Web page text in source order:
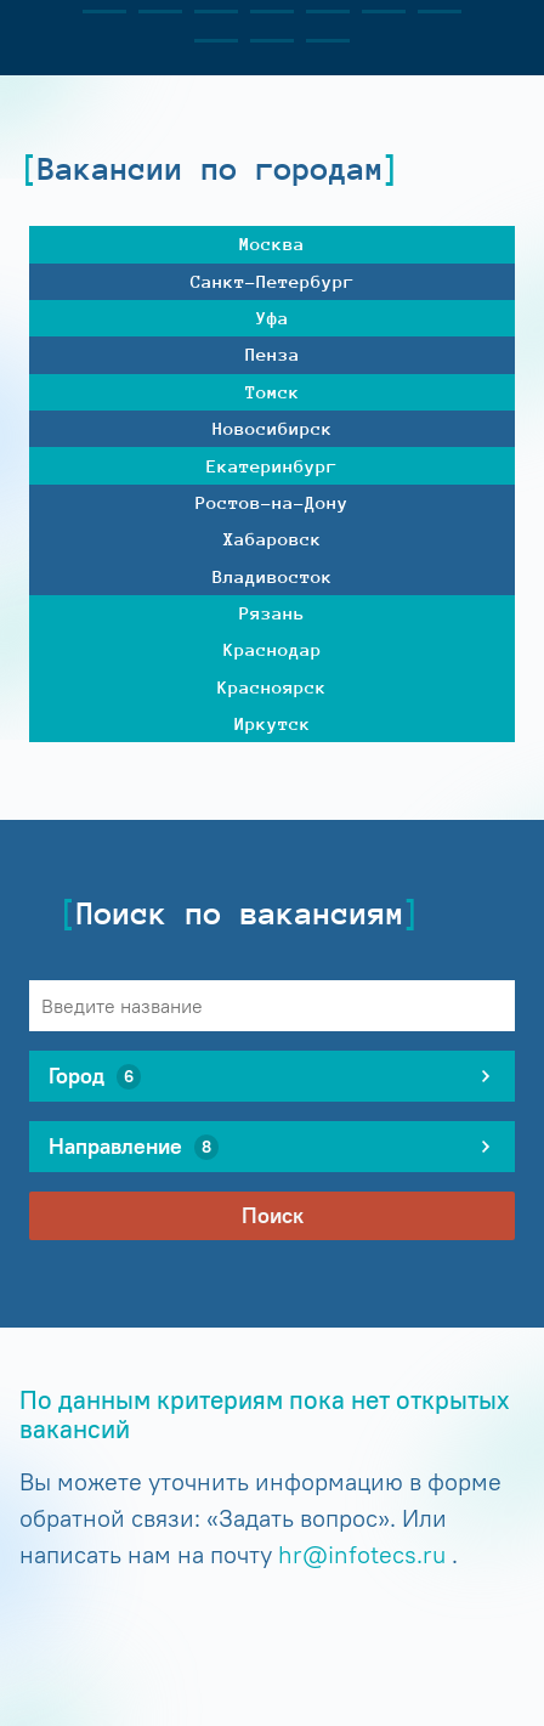
Вакансии по городам
Москва
Санкт-Петербург
Уфа
Пенза
Томск
Новосибирск
Екатеринбург
Ростов-на-Дону
Хабаровск
Владивосток
Рязань
Краснодар
Красноярск
Иркутск
Поиск по вакансиям
Город 6
Направление 8
Поиск
По данным критериям пока нет открытых
вакансий
Вы можете уточнить информацию в форме
обратной связи: «Задать вопрос». Или
написать нам на почту hr@infotecs.ru .